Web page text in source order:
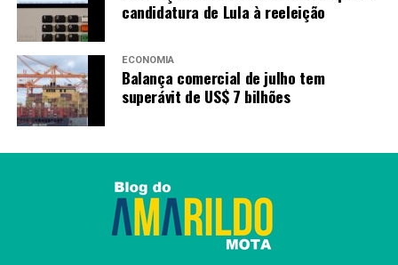
Econômico e Cultural de Taipei
Redação
candidatura de Lula à reeleição
ECONOMIA
Balança comercial de julho tem
superávit de US$ 7 bilhões